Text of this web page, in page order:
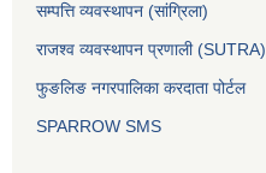
सम्पत्ति व्यवस्थापन (सांग्रिला)
राजश्व व्यवस्थापन प्रणाली (SUTRA)
फुङलिङ नगरपालिका करदाता पोर्टल
SPARROW SMS